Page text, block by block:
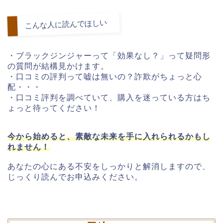
こんな人に読んでほしい
・ブラックジンジャーって「効果なし？」って疑問形
の質問が結構見かけます。
・口コミの評判って嘘は無いの？詐欺がちょっと心
配・・・
・口コミ評判を調べていて、購入を迷っている方はち
ょっと待ってください！
今から始めると、素敵な未来を手に入れられるかもし
れません！
あなたの心にある不安をしっかりと解消しますので、
じっくり読んでお申込みください。